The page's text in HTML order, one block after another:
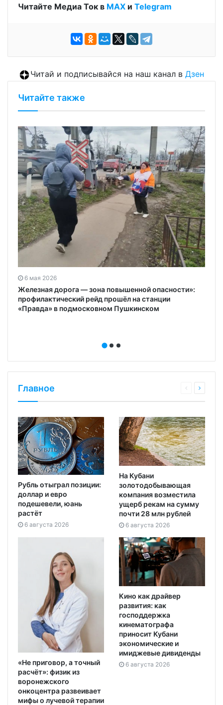
Читайте Медиа Ток в МАХ и Telegram
Читай и подписывайся на наш канал в Дзен
Читайте также
6 мая 2026
Железная дорога — зона повышенной опасности»:
профилактический рейд прошёл на станции
«Правда» в подмосковном Пушкинском
Главное
Рубль отыграл позиции:
доллар и евро
подешевели, юань
растёт
6 августа 2026
На Кубани
золотодобывающая
компания возместила
ущерб рекам на сумму
почти 28 млн рублей
6 августа 2026
«Не приговор, а точный
расчёт»: физик из
воронежского
онкоцентра развеивает
мифы о лучевой терапии
Кино как драйвер
развития: как
господдержка
кинематографа
приносит Кубани
экономические и
имиджевые дивиденды
6 августа 2026